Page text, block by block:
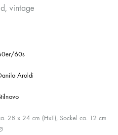
vintage
60s
Aroldi
28 x 24 cm (HxT), Sockel ca. 12 cm